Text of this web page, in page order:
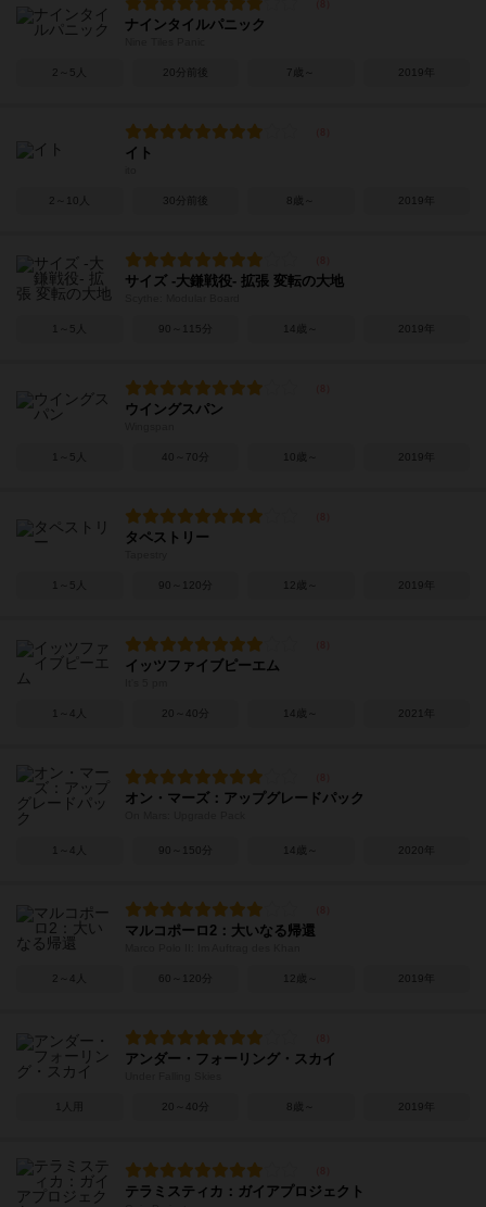
ナインタイルパニック
2～5人 20分前後 7歳～ 2019年
イト
2～10人 30分前後 8歳～ 2019年
サイズ -大鎌戦役- 拡張 変転の大地
1～5人 90～115分 14歳～ 2019年
ウイングスパン
1～5人 40～70分 10歳～ 2019年
タペストリー
1～5人 90～120分 12歳～ 2019年
イッツファイブピーエム
1～4人 20～40分 14歳～ 2021年
オン・マーズ：アップグレードパック
1～4人 90～150分 14歳～ 2020年
マルコポーロ2：大いなる帰還
2～4人 60～120分 12歳～ 2019年
アンダー・フォーリング・スカイ
1人用 20～40分 8歳～ 2019年
テラミスティカ：ガイアプロジェクト